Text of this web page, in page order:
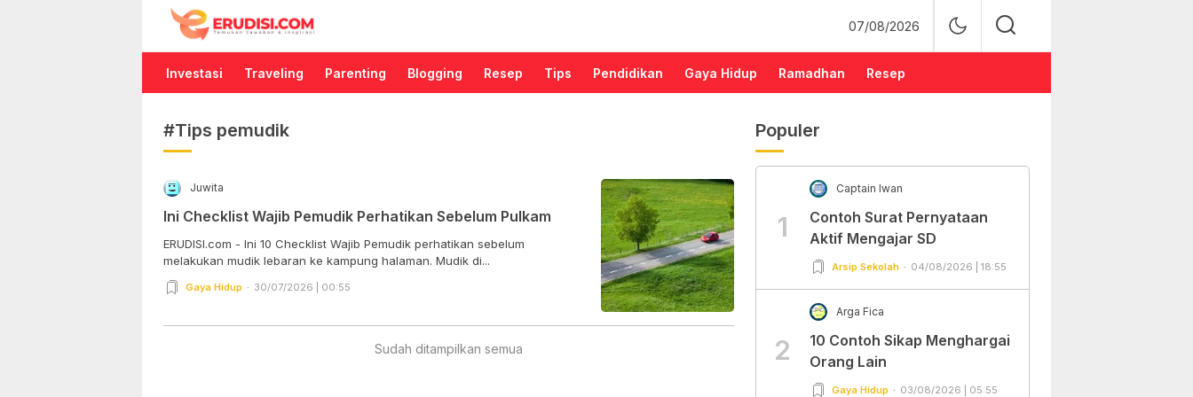
Erudisi
Temukan Jawaban dan Inspirasi
07/08/2026
Investasi Traveling Parenting Blogging Resep Tips Pendidikan Gaya Hidup Ramadhan Resep
#Tips pemudik
Juwita
Ini Checklist Wajib Pemudik Perhatikan Sebelum Pulkam
ERUDISI.com - Ini 10 Checklist Wajib Pemudik perhatikan sebelum
melakukan mudik lebaran ke kampung halaman. Mudik di...
Gaya Hidup 30/07/2026 | 00:55
Sudah ditampilkan semua
Populer
1
Captain Iwan
Contoh Surat Pernyataan
Aktif Mengajar SD
Arsip Sekolah 04/08/2026 | 18:55
2
Arga Fica
10 Contoh Sikap Menghargai
Orang Lain
Gaya Hidup 03/08/2026 | 05:55